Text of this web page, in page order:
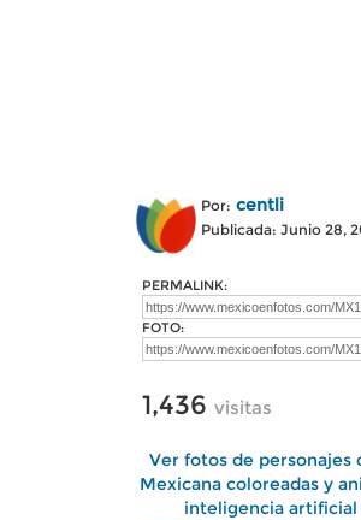
Por: centli
Publicada: Junio 28,
PERMALINK:
FOTO:
1,436 visitas
Ver fotos de personajes
Mexicana coloreadas y
inteligencia artificial